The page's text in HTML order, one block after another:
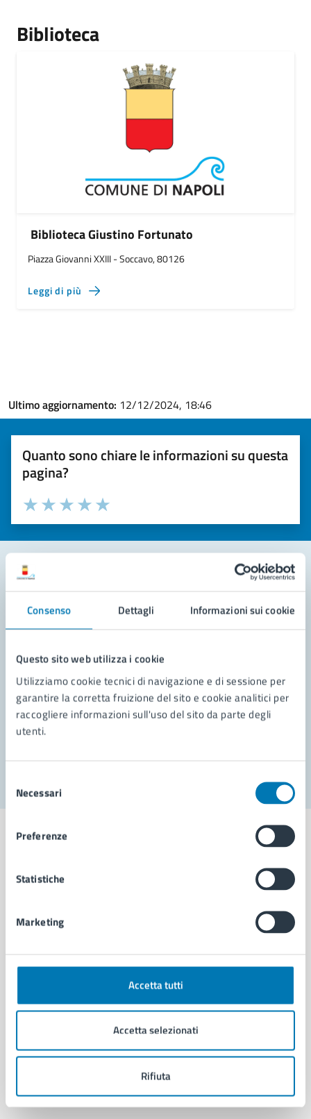
Consenso Dettagli Informazioni sui cookie
Questo sito web utilizza i cookie
Utilizziamo cookie tecnici di navigazione e di sessione per
garantire la corretta fruizione del sito e cookie analitici per
raccogliere informazioni sull'uso del sito da parte degli
utenti.
delNecessari
Preferenze
Statistiche
Marketing
Accetta tutti
Accetta selezionati
Rifiuta
Biblioteca
Biblioteca Giustino Fortunato
Piazza Giovanni XXIII - Soccavo, 80126
Leggi di più
Ultimo aggiornamento: 12/12/2024, 18:46
Quanto sono chiare le informazioni su questa
pagina?
Valuta la chiarezza delle informazioni (da 1 a 5 stelle)
Seleziona il numero di stelle per valutare la chiarezza delle
Valuta 5 stelle su 5
Valuta 4 stelle su 5
Valuta 3 stelle su 5
Valuta 2 stelle su 5
Valuta 1 stelle su 5
Leggi le domande frequenti
Richiedi assistenza
Prenota appuntamento
Problemi in città
Comune di Napoli
AMMINISTRAZIONE
Organi di governo
Enti e fondazioni
Personale amministrativo
Intranet, posta aziendale e protocollo